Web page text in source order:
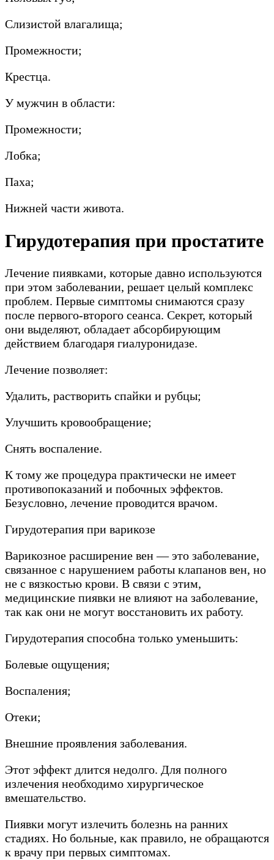
Слизистой влагалища;
Промежности;
Крестца.
У мужчин в области:
Промежности;
Лобка;
Паха;
Нижней части живота.
Гирудотерапия при простатите
Лечение пиявками, которые давно используются
при этом заболевании, решает целый комплекс
проблем. Первые симптомы снимаются сразу
после первого-второго сеанса. Секрет, который
они выделяют, обладает абсорбирующим
действием благодаря гиалуронидазе.
Лечение позволяет:
Удалить, растворить спайки и рубцы;
Улучшить кровообращение;
Снять воспаление.
К тому же процедура практически не имеет
противопоказаний и побочных эффектов.
Безусловно, лечение проводится врачом.
Гирудотерапия при варикозе
Варикозное расширение вен — это заболевание,
связанное с нарушением работы клапанов вен, но
не с вязкостью крови. В связи с этим,
медицинские пиявки не влияют на заболевание,
так как они не могут восстановить их работу.
Гирудотерапия способна только уменьшить:
Болевые ощущения;
Воспаления;
Отеки;
Внешние проявления заболевания.
Этот эффект длится недолго. Для полного
излечения необходимо хирургическое
вмешательство.
Пиявки могут излечить болезнь на ранних
стадиях. Но больные, как правило, не обращаются
к врачу при первых симптомах.